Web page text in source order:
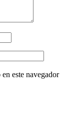
este navegador